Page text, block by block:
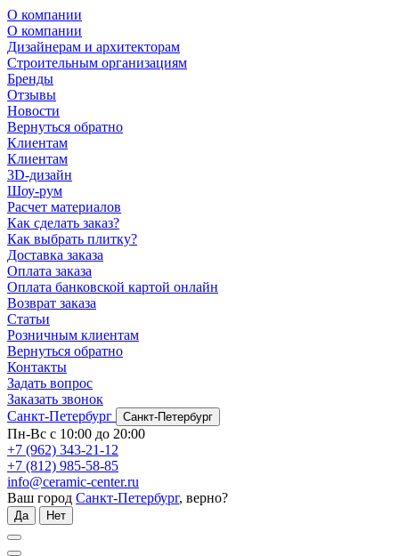
О компании
О компании
Дизайнерам и архитекторам
Строительным организациям
Бренды
Отзывы
Новости
Вернуться обратно
Клиентам
Клиентам
3D-дизайн
Шоу-рум
Расчет материалов
Как сделать заказ?
Как выбрать плитку?
Доставка заказа
Оплата заказа
Оплата банковской картой онлайн
Возврат заказа
Статьи
Розничным клиентам
Вернуться обратно
Контакты
Задать вопрос
Заказать звонок
Санкт-Петербург
Санкт-Петербург
Пн-Вс с 10:00 до 20:00
+7 (962) 343-21-12
+7 (812) 985-58-85
info@ceramic-center.ru
Ваш город Санкт-Петербург, верно?
Да Нет